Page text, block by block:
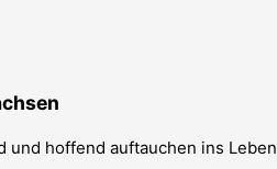
und hoffend auftauchen ins Leben